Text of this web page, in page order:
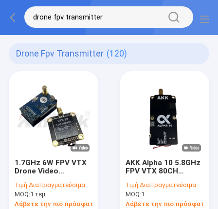
Drone Fpv Transmitter (120)
1.7GHz 6W FPV VTX
Drone Video
χαμηλή καθυστέρηση
για πτήσεις μεγάλων
αποστάσεων
Τιμή:Διαπραγματεύσιμα
MOQ:1 τεμ
Λάβετε την πιο πρόσφατη τιμή
AKK Alpha 10 5.8GHz
FPV VTX 80CH
Drone Υψηλής Ισχύος
Τιμή:Διαπραγματεύσιμα
MOQ:1
Λάβετε την πιο πρόσφατη